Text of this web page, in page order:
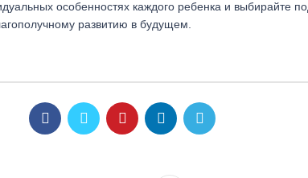
особенностях каждого ребенка и выбирайте
развитию в будущем.